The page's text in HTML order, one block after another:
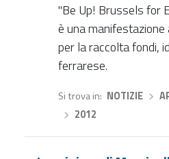
"Be Up! Brussels for
è una
per la raccolta fondi,
ferrarese.
Si trova in NOTIZIE›
2012